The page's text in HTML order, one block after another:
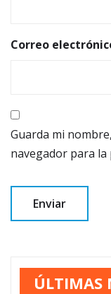
Correo
Guarda mi
navegador para la
ÚLTIMAS